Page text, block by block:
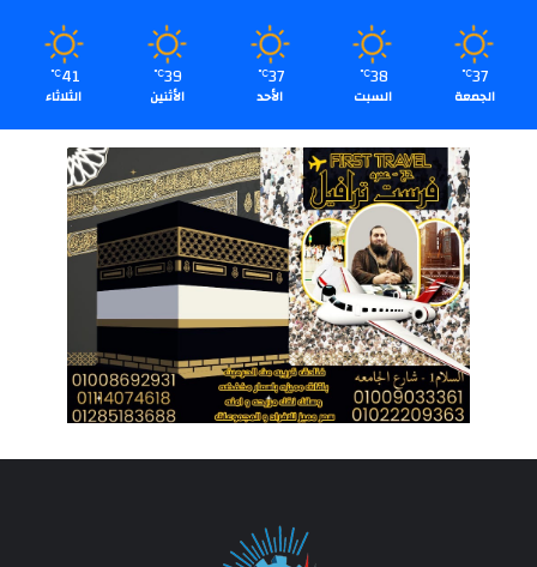
37
℃
الجمعة
38
℃
السبت
37
℃
الأحد
39
℃
الأثنين
41
℃
الثلاثاء